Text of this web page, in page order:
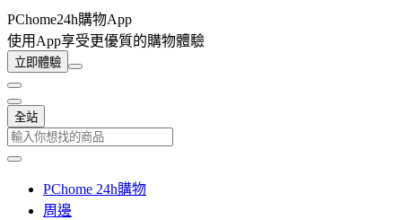
PChome24h購物App
使用App享受更優質的購物體驗
立即體驗
全站
PChome 24h購物
周邊